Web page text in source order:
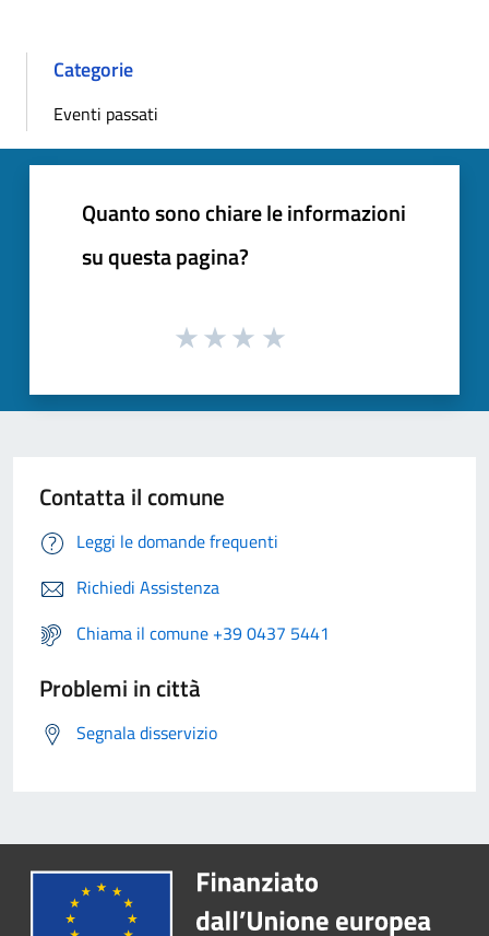
Categorie
Eventi passati
Quanto sono chiare le informazioni
su questa pagina?
Contatta il comune
Leggi le domande frequenti
Richiedi Assistenza
Chiama il comune +39 0437 5441
Problemi in città
Segnala disservizio